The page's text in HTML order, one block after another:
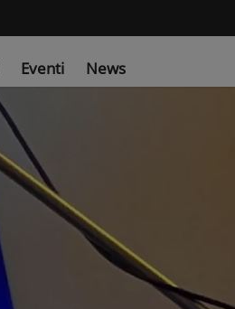
Eventi News